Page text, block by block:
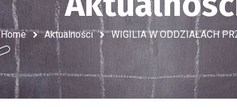
Home Aktualności WIGILIA W ODDZIAŁACH